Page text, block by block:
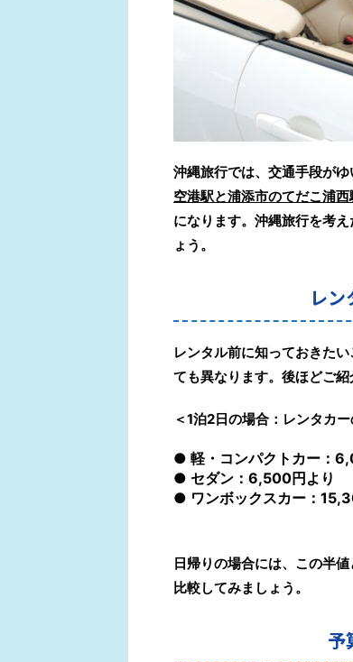
沖縄旅行では、交通手段がゆ
空港駅と浦添市のてだこ浦西
になります。沖縄旅行を考え
ょう。
レン
レンタル前に知っておきた
ても異なります。 後ほどご紹
＜1泊2日の場合：レンタカ
● 軽・コンパクトカー：
● セダン：6,500円より
● ワンボックスカー：
日帰りの場合には、この半
比較してみましょう。
予